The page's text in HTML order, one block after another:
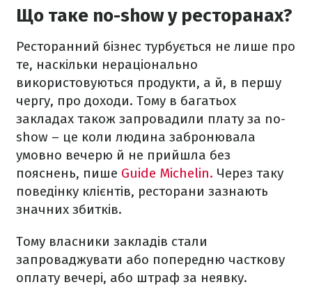
Що таке no-show у ресторанах?
Ресторанний бізнес турбується не лише про
те, наскільки нераціонально
використовуються продукти, а й, в першу
чергу, про доходи. Тому в багатьох
закладах також запровадили плату за no-
show – це коли людина забронювала
умовно вечерю й не прийшла без
пояснень, пише Guide Michelin. Через таку
поведінку клієнтів, ресторани зазнають
значних збитків.
Тому власники закладів стали
запроваджувати або попередню часткову
оплату вечері, або штраф за неявку.